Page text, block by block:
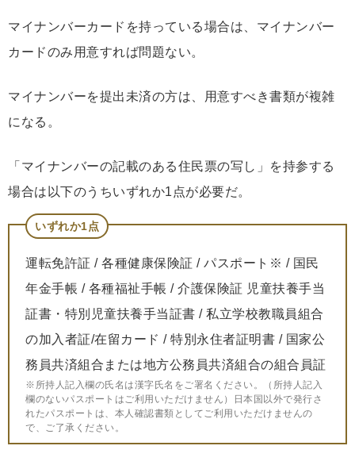
マイナンバーカードを持っている場合は、マイナンバー
カードのみ用意すれば問題ない。
マイナンバーを提出未済の方は、用意すべき書類が複雑
になる。
「マイナンバーの記載のある住民票の写し」を持参する
場合は以下のうちいずれか1点が必要だ。
いずれか1点
運転免許証 / 各種健康保険証 / パスポート※ / 国民
年金手帳 / 各種福祉手帳 / 介護保険証 児童扶養手当
証書・特別児童扶養手当証書 / 私立学校教職員組合
の加入者証/在留カード / 特別永住者証明書 / 国家公
務員共済組合または地方公務員共済組合の組合員証
※所持人記入欄の氏名は漢字氏名をご署名ください。（所持人記入
欄のないパスポートはご利用いただけません）日本国以外で発行さ
れたパスポートは、本人確認書類としてご利用いただけませんの
で、ご了承ください。